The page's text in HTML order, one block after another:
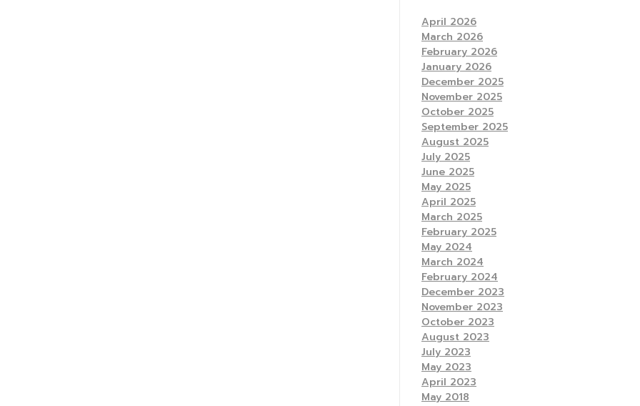
April 2026
March 2026
February 2026
January 2026
December 2025
November 2025
October 2025
September 2025
August 2025
July 2025
June 2025
May 2025
April 2025
March 2025
February 2025
May 2024
March 2024
February 2024
December 2023
November 2023
October 2023
August 2023
July 2023
May 2023
April 2023
May 2018